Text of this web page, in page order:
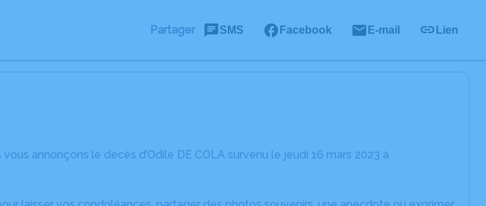
Partager SMS Facebook E-mail Lien
annonçons le décès d’Odile DE COLA survenu le jeudi 16 mars 2023 à